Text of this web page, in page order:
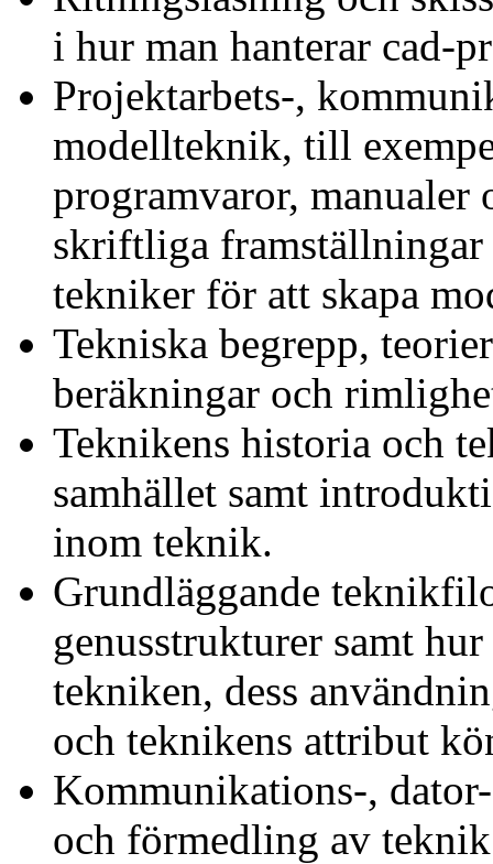
i hur man hanterar cad-
Projektarbets-,
modellteknik, till
programvaror,
skriftliga framställningar
tekniker för att skapa
Tekniska begrepp,
beräkningar och
Teknikens historia och
samhället samt
inom teknik.
Grundläggande
genusstrukturer samt
tekniken, dess
och teknikens attribut
Kommunikations-,
och förmedling av